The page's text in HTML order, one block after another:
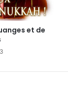
et de